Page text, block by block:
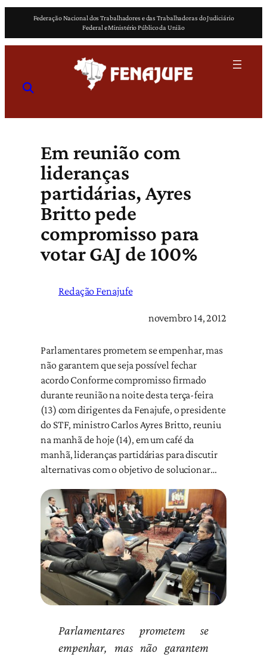
o
Federação Nacional dos Trabalhadores e das Trabalhadoras do Judiciário
Federal e Ministério Público da União
Em reunião com
lideranças
partidárias, Ayres
Britto pede
compromisso para
votar GAJ de 100%
Redação Fenajufe
novembro 14, 2012
Parlamentares prometem se empenhar, mas
não garantem que seja possível fechar
acordo Conforme compromisso firmado
durante reunião na noite desta terça-feira
(13) com dirigentes da Fenajufe, o presidente
do STF, ministro Carlos Ayres Britto, reuniu
na manhã de hoje (14), em um café da
manhã, lideranças partidárias para discutir
alternativas com o objetivo de solucionar…
Parlamentares prometem se
empenhar, mas não garantem